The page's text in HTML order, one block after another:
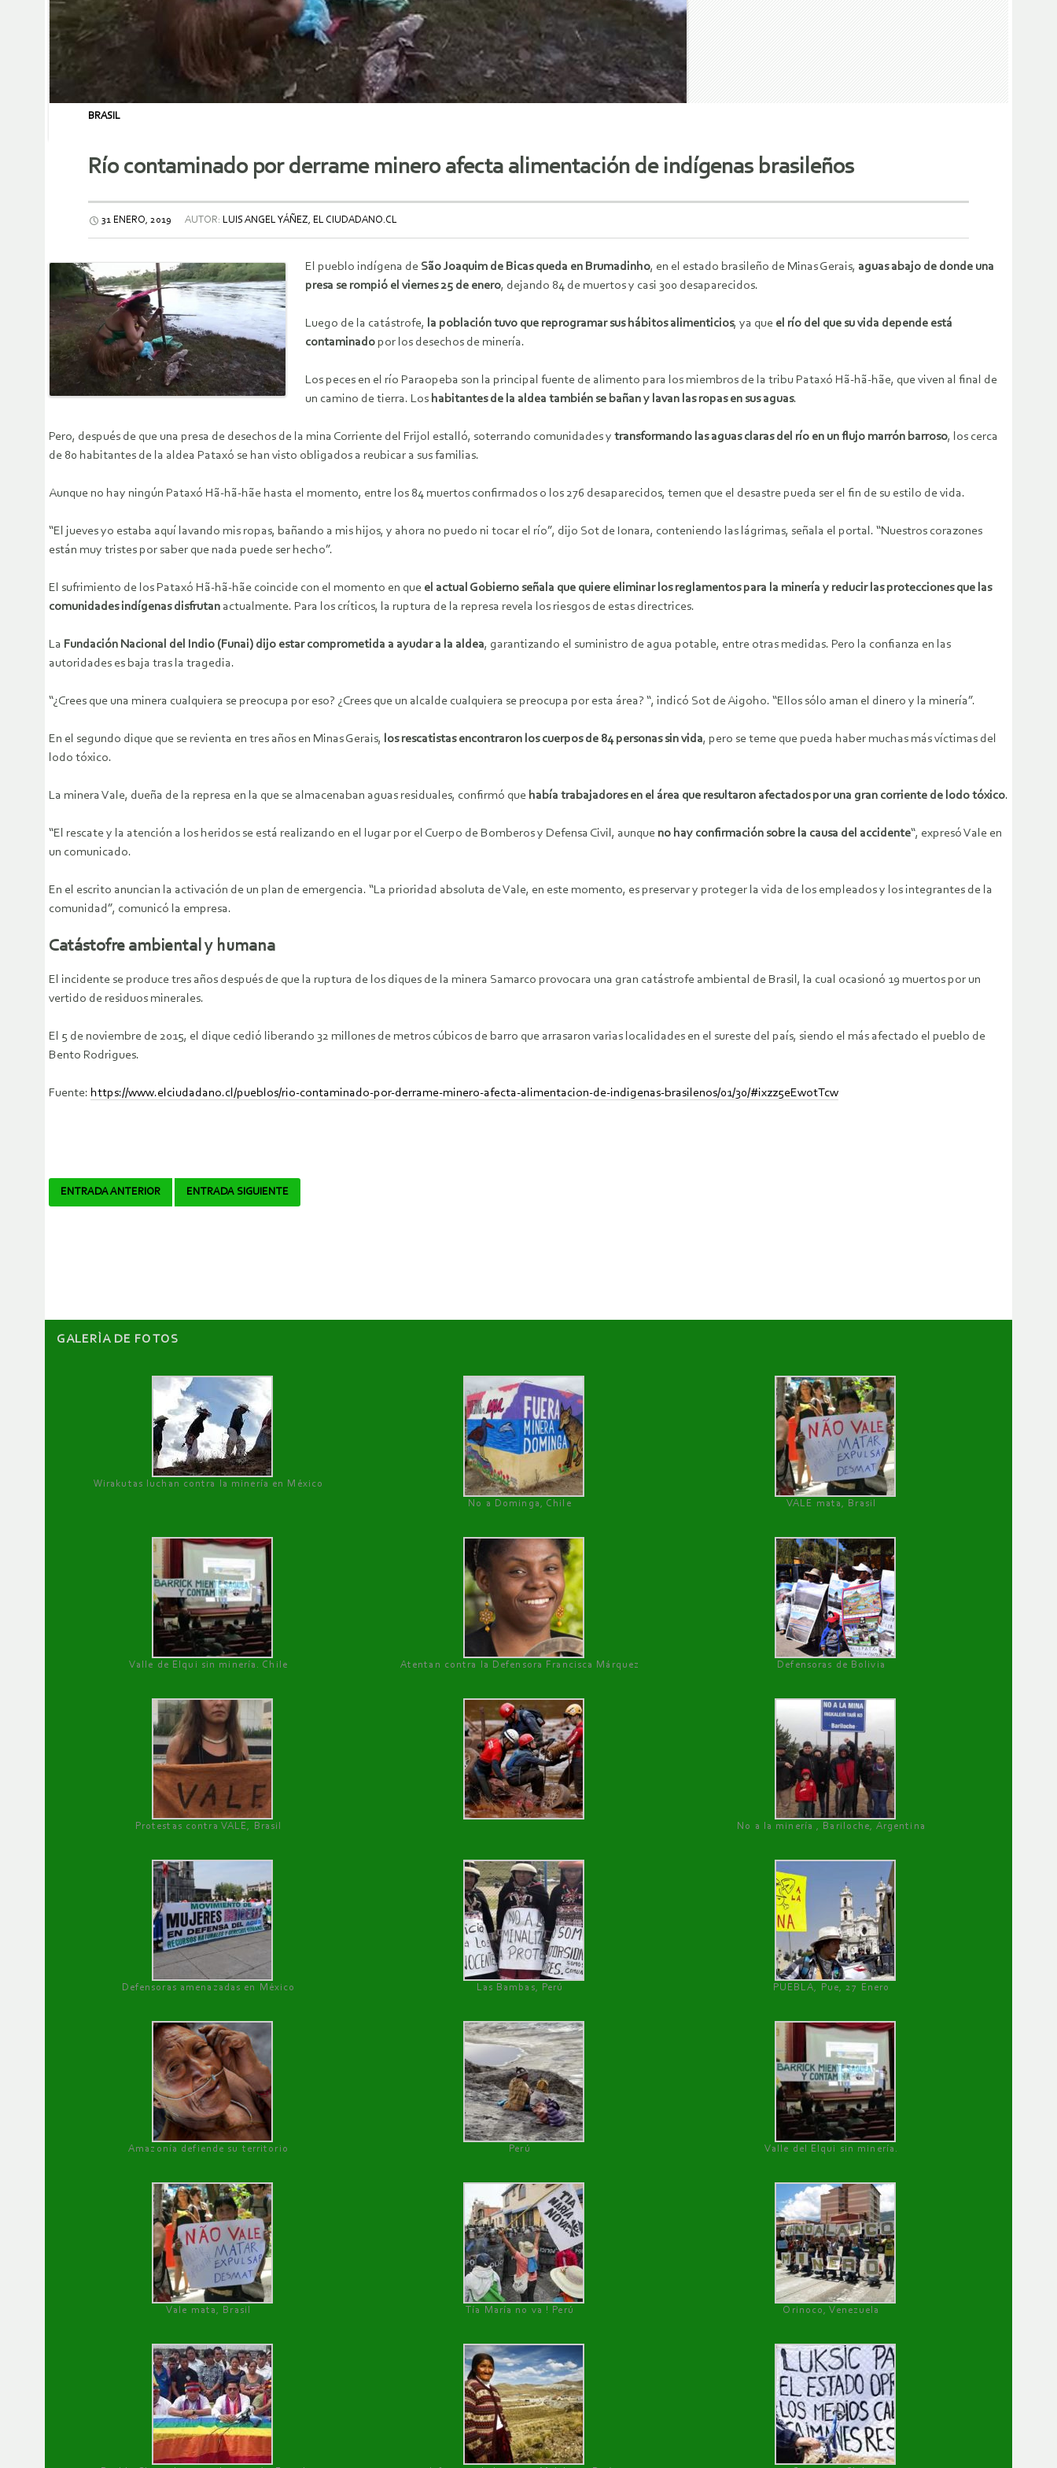
BRASIL
Río contaminado por derrame minero afecta alimentación de indígenas brasileños
31 ENERO, 2019 AUTOR: LUIS ANGEL YÁÑEZ, EL CIUDADANO.CL
El pueblo indígena de São Joaquim de Bicas queda en Brumadinho, en el estado brasileño de Minas Gerais, aguas abajo de donde una
presa se rompió el viernes 25 de enero, dejando 84 de muertos y casi 300 desaparecidos.
Luego de la catástrofe, la población tuvo que reprogramar sus hábitos alimenticios, ya que el río del que su vida depende está
contaminado por los desechos de minería.
Los peces en el río Paraopeba son la principal fuente de alimento para los miembros de la tribu Pataxó Hã-hã-hãe, que viven al final de
un camino de tierra. Los habitantes de la aldea también se bañan y lavan las ropas en sus aguas.
Pero, después de que una presa de desechos de la mina Corriente del Frijol estalló, soterrando comunidades y transformando las aguas claras del río en un flujo marrón barroso, los cerca
de 80 habitantes de la aldea Pataxó se han visto obligados a reubicar a sus familias.
Aunque no hay ningún Pataxó Hã-hã-hãe hasta el momento, entre los 84 muertos confirmados o los 276 desaparecidos, temen que el desastre pueda ser el fin de su estilo de vida.
“El jueves yo estaba aquí lavando mis ropas, bañando a mis hijos, y ahora no puedo ni tocar el río”, dijo Sot de Ionara, conteniendo las lágrimas, señala el portal. “Nuestros corazones
están muy tristes por saber que nada puede ser hecho”.
El sufrimiento de los Pataxó Hã-hã-hãe coincide con el momento en que el actual Gobierno señala que quiere eliminar los reglamentos para la minería y reducir las protecciones que las
comunidades indígenas disfrutan actualmente. Para los críticos, la ruptura de la represa revela los riesgos de estas directrices.
La Fundación Nacional del Indio (Funai) dijo estar comprometida a ayudar a la aldea, garantizando el suministro de agua potable, entre otras medidas. Pero la confianza en las
autoridades es baja tras la tragedia.
“¿Crees que una minera cualquiera se preocupa por eso? ¿Crees que un alcalde cualquiera se preocupa por esta área? “, indicó Sot de Aigoho. “Ellos sólo aman el dinero y la minería”.
En el segundo dique que se revienta en tres años en Minas Gerais, los rescatistas encontraron los cuerpos de 84 personas sin vida, pero se teme que pueda haber muchas más víctimas del
lodo tóxico.
La minera Vale, dueña de la represa en la que se almacenaban aguas residuales, confirmó que había trabajadores en el área que resultaron afectados por una gran corriente de lodo tóxico.
“El rescate y la atención a los heridos se está realizando en el lugar por el Cuerpo de Bomberos y Defensa Civil, aunque no hay confirmación sobre la causa del accidente“, expresó Vale en
un comunicado.
En el escrito anuncian la activación de un plan de emergencia. “La prioridad absoluta de Vale, en este momento, es preservar y proteger la vida de los empleados y los integrantes de la
comunidad”, comunicó la empresa.
Catástofre ambiental y humana
El incidente se produce tres años después de que la ruptura de los diques de la minera Samarco provocara una gran catástrofe ambiental de Brasil, la cual ocasionó 19 muertos por un
vertido de residuos minerales.
El 5 de noviembre de 2015, el dique cedió liberando 32 millones de metros cúbicos de barro que arrasaron varias localidades en el sureste del país, siendo el más afectado el pueblo de
Bento Rodrigues.
Fuente: https://www.elciudadano.cl/pueblos/rio-contaminado-por-derrame-minero-afecta-alimentacion-de-indigenas-brasilenos/01/30/#ixzz5eEwotTcw
Navegador
ENTRADA ANTERIOR ENTRADA SIGUIENTE
GALERÌA DE FOTOS
Wirakutas luchan contra la minería en México
No a Dominga, Chile
VALE mata, Brasil
Valle de Elqui sin minería. Chile Atentan contra la Defensora Francisca Márquez Defensoras de Bolivia
Protestas contra VALE, Brasil No a la minería , Bariloche, Argentina
Defensoras amenazadas en México Las Bambas, Perú PUEBLA, Pue, 27 Enero
Amazonía defiende su territorio Perú Valle del Elqui sin minería.
Vale mata, Brasil Tía María no va ! Perú Orinoco, Venezuela